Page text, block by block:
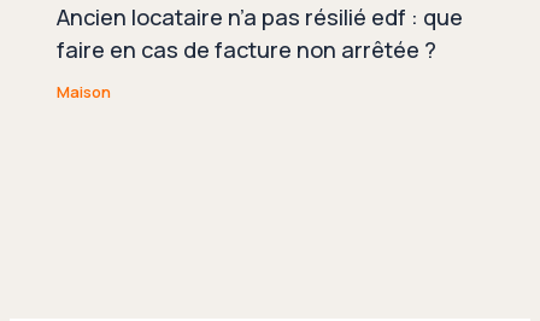
Ancien locataire n’a pas résilié edf : que
faire en cas de facture non arrêtée ?
Maison